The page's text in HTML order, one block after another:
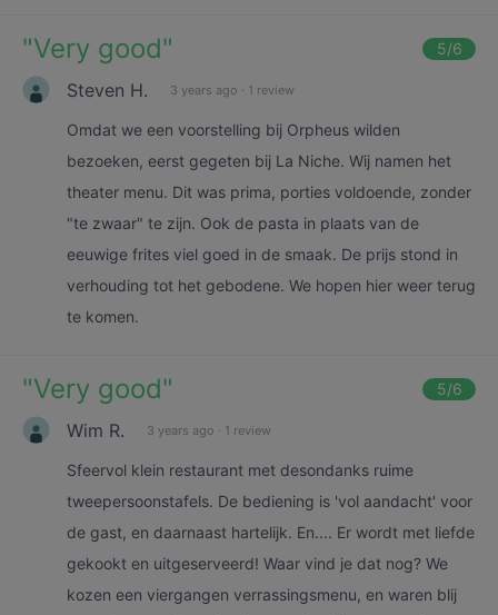
"Very good" 5/6
Steven H. 3 years ago · 1 review
Omdat we een voorstelling bij Orpheus wilden
bezoeken, eerst gegeten bij La Niche. Wij namen het
theater menu. Dit was prima, porties voldoende, zonder
"te zwaar" te zijn. Ook de pasta in plaats van de
eeuwige frites viel goed in de smaak. De prijs stond in
verhouding tot het gebodene. We hopen hier weer terug
te komen.
"Very good" 5/6
Wim R. 3 years ago · 1 review
Sfeervol klein restaurant met desondanks ruime
tweepersoonstafels. De bediening is 'vol aandacht' voor
de gast, en daarnaast hartelijk. En.... Er wordt met liefde
gekookt en uitgeserveerd! Waar vind je dat nog? We
kozen een viergangen verrassingsmenu, en waren blij